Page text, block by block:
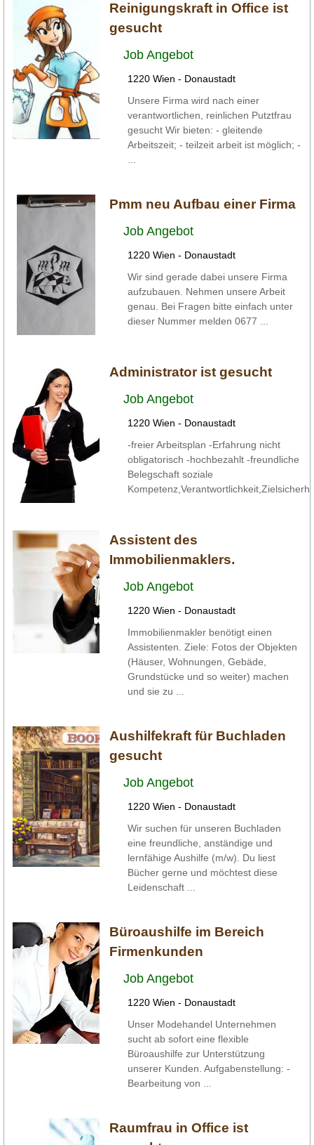
Reinigungskraft in Office ist
gesucht
Job Angebot
1220 Wien - Donaustadt
Unsere Firma wird nach einer
verantwortlichen, reinlichen Putztfrau
gesucht Wir bieten: - gleitende
Arbeitszeit; - teilzeit arbeit ist möglich; -
Pmm neu Aufbau einer Firma
Job Angebot
1220 Wien - Donaustadt
Wir sind gerade dabei unsere Firma
aufzubauen. Nehmen unsere Arbeit
genau. Bei Fragen bitte einfach unter
dieser Nummer melden ‭0677 ...
Administrator ist gesucht
Job Angebot
1220 Wien - Donaustadt
-freier Arbeitsplan -Erfahrung nicht
obligatorisch -hochbezahlt -freundliche
Belegschaft soziale
Assistent des
Immobilienmaklers.
Job Angebot
1220 Wien - Donaustadt
Immobilienmakler benötigt einen
Assistenten. Ziele: Fotos der Objekten
(Häuser, Wohnungen, Gebäde,
Grundstücke und so weiter) machen
und sie zu ...
Aushilfekraft für Buchladen
gesucht
Job Angebot
1220 Wien - Donaustadt
Wir suchen für unseren Buchladen
eine freundliche, anständige und
lernfähige Aushilfe (m/w). Du liest
Bücher gerne und möchtest diese
Leidenschaft ...
Büroaushilfe im Bereich
Firmenkunden
Job Angebot
1220 Wien - Donaustadt
Unser Modehandel Unternehmen
sucht ab sofort eine flexible
Büroaushilfe zur Unterstützung
unserer Kunden. Aufgabenstellung: -
Bearbeitung von ...
Raumfrau in Office ist